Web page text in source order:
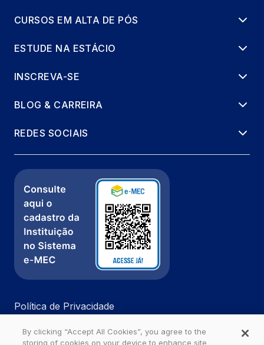
CURSOS EM ALTA DE PÓS
ESTUDE NA ESTÁCIO
INSCREVA-SE
BLOG & CARREIRA
REDES SOCIAIS
Política de Privacidade
Ouvidoria
By clicking “Accept All Cookies”, you agree to the
storing of cookies on your device to enhance site